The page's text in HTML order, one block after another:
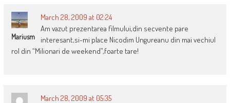
Mariusm
March 28, 2009 at 02:24
Am vazut prezentarea filmului,din secvente pare
interesant,si-mi place Nicodim Ungureanu din mai vechiul
rol din “Milionari de weekend”,foarte tare!
March 28, 2009 at 05:35